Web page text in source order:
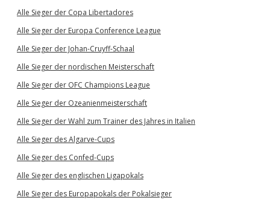
Alle Sieger der Copa Libertadores
Alle Sieger der Europa Conference League
Alle Sieger der Johan-Cruyff-Schaal
Alle Sieger der nordischen Meisterschaft
Alle Sieger der OFC Champions League
Alle Sieger der Ozeanienmeisterschaft
Alle Sieger der Wahl zum Trainer des Jahres in Italien
Alle Sieger des Algarve-Cups
Alle Sieger des Confed-Cups
Alle Sieger des englischen Ligapokals
Alle Sieger des Europapokals der Pokalsieger